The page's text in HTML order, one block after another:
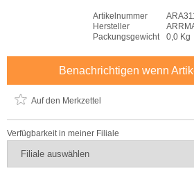
Artikelnummer
Hersteller
Packungsgewicht
0,0 Kg
Benachrichtigen wenn
Auf den Merkzettel
Verfügbarkeit in meiner Filiale